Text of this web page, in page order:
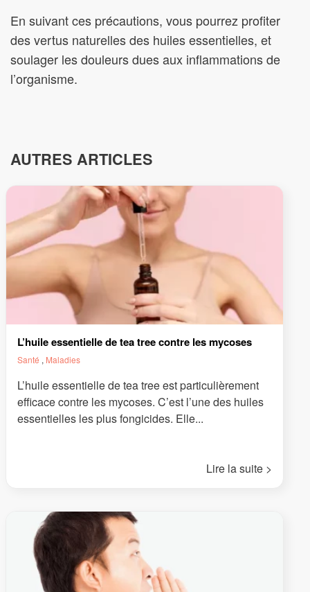
En suivant ces précautions, vous pourrez profiter
des vertus naturelles des huiles essentielles, et
soulager les douleurs dues aux inflammations de
l’organisme.
AUTRES ARTICLES
L’huile essentielle de tea tree contre les mycoses
Santé , Maladies
L’huile essentielle de tea tree est particulièrement
efficace contre les mycoses. C’est l’une des huiles
essentielles les plus fongicides. Elle...
Lire la suite >